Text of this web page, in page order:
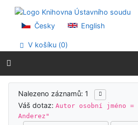
Přejít na menu
Prohlášení o webové přístupnosti
Česky English
V košíku (0)
Výsledky
Nalezeno záznamů: 1
Váš dotaz:Autor osobní jméno
Anderez"